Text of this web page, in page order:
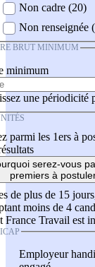
Non cadre (20)
Non renseignée
BRUT MINIMUM
minimum
une périodicité
parmi les 1ers à
serez-vous
premiers à
de plus de 15
moins de 4
France Travail est
Employeur